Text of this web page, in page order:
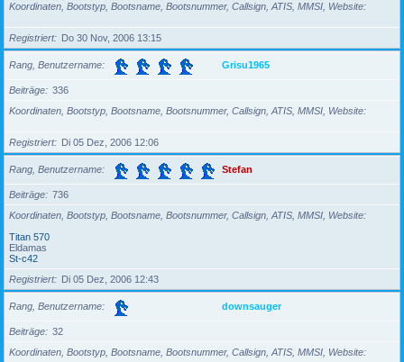
Koordinaten, Bootstyp, Bootsname, Bootsnummer, Callsign, ATIS, MMSI, Website
Registriert Do 30 Nov, 2006 13:15
Rang, Benutzername Grisu1965
Beiträge
336
Koordinaten, Bootstyp, Bootsname, Bootsnummer, Callsign, ATIS, MMSI, Website
Registriert Di 05 Dez, 2006 12:06
Rang, Benutzername Stefan
Beiträge
736
Koordinaten, Bootstyp, Bootsname, Bootsnummer, Callsign, ATIS, MMSI, Website
Titan 570
Eldamas
St-c42
Registriert
Di 05 Dez, 2006 12:43
Rang, Benutzername downsauger
Beiträge
32
Koordinaten, Bootstyp, Bootsname, Bootsnummer, Callsign, ATIS, MMSI, Website